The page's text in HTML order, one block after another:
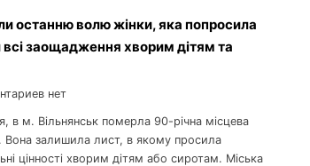
останню волю жінки, яка попросила
всі заощадження хворим дітям та
нет
в м. Вільнянськ померла 90-річна місцева
Вона залишила лист, в якому просила
цінності хворим дітям або сиротам. Міська